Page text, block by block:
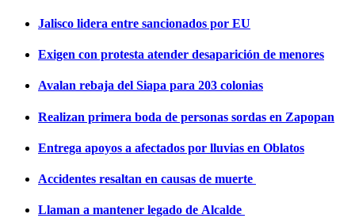
Jalisco lidera entre sancionados por EU
Exigen con protesta atender desaparición de menores
Avalan rebaja del Siapa para 203 colonias
Realizan primera boda de personas sordas en Zapopan
Entrega apoyos a afectados por lluvias en Oblatos
Accidentes resaltan en causas de muerte
Llaman a mantener legado de Alcalde